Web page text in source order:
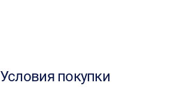
Условия покупки